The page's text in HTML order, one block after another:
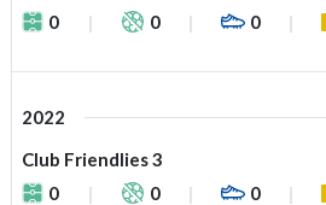
0
0 0
2022
Club Friendlies 3
0
0 0